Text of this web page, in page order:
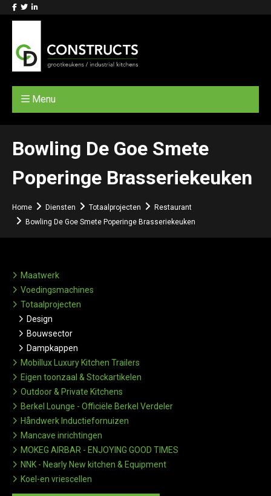
Menu
Bowling De Goe Smete
Poperinge Brasseriekeuken
Home Diensten Totaalprojecten
Restaurant
Bowling De Goe Smete Poperinge Brasseriekeuken
Maatwerk
Voedingsmachines
Totaalprojecten
Design
Bouwsector
Dampkappen
Mobillux Luxury Kitchen Trailers
Eigen toonzaal & Stockartikelen
Outdoor & Private Kitchens
Berkel Lounge - Officiële Berkel Verdeler
Håndwerk Inductiefornuizen
Mancave inrichtingen
MOKEG AIRBAR - ENJOYING GOOD TIMES
NNK - Nearly New kitchen & Equipment
Koel-en vriescellen